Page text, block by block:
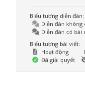
Biểu tượng diễn đàn:
Diễn đàn không
Diễn đàn có bài
Biểu tượng bài viết:
Hoạt động
Đã giải quyết